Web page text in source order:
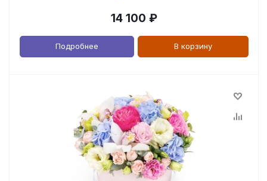
14 100 ₽
Подробнее В корзину